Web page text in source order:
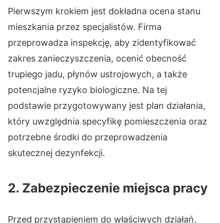
Pierwszym krokiem jest dokładna ocena stanu
mieszkania przez specjalistów. Firma
przeprowadza inspekcję, aby zidentyfikować
zakres zanieczyszczenia, ocenić obecność
trupiego jadu, płynów ustrojowych, a także
potencjalne ryzyko biologiczne. Na tej
podstawie przygotowywany jest plan działania,
który uwzględnia specyfikę pomieszczenia oraz
potrzebne środki do przeprowadzenia
skutecznej dezynfekcji.
2. Zabezpieczenie miejsca pracy
Przed przystąpieniem do właściwych działań,